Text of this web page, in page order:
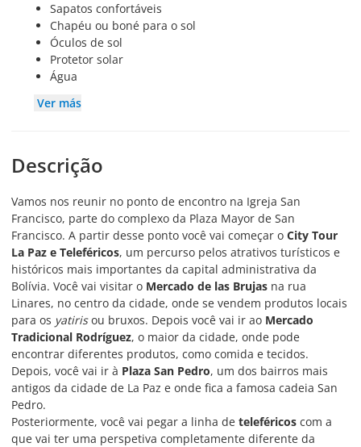
Sapatos confortáveis
Chapéu ou boné para o sol
Óculos de sol
Protetor solar
Água
Ver más
Descrição
Vamos nos reunir no ponto de encontro na Igreja San
Francisco, parte do complexo da Plaza Mayor de San
Francisco. A partir desse ponto você vai começar o City Tour
La Paz e Teleféricos, um percurso pelos atrativos turísticos e
históricos mais importantes da capital administrativa da
Bolívia. Você vai visitar o Mercado de las Brujas na rua
Linares, no centro da cidade, onde se vendem produtos locais
para os yatirisou bruxos. Depois você vai ir ao Mercado
Tradicional Rodríguez, o maior da cidade, onde pode
encontrar diferentes produtos, como comida e tecidos.
Depois, você vai ir à Plaza San Pedro, um dos bairros mais
antigos da cidade de La Paz e onde fica a famosa cadeia San
Pedro.
Posteriormente, você vai pegar a linha de teleféricos com a
que vai ter uma perspetiva completamente diferente da